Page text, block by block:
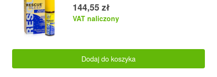
144,55 zł
VAT naliczony
Dodaj do koszyka